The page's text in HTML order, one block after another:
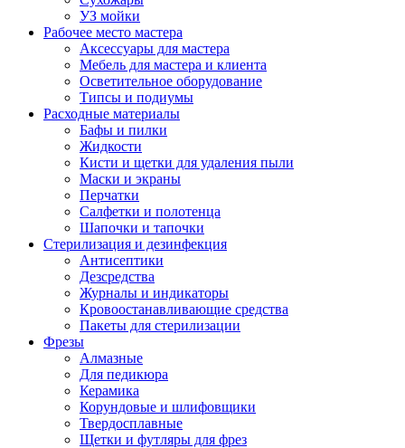
УЗ мойки
Рабочее место мастера
Аксессуары для мастера
Мебель для мастера и клиента
Осветительное оборудование
Типсы и подиумы
Расходные материалы
Бафы и пилки
Жидкости
Кисти и щетки для удаления пыли
Маски и экраны
Перчатки
Салфетки и полотенца
Шапочки и тапочки
Стерилизация и дезинфекция
Антисептики
Дезсредства
Журналы и индикаторы
Кровоостанавливающие средства
Пакеты для стерилизации
Фрезы
Алмазные
Для педикюра
Керамика
Корундовые и шлифовщики
Твердосплавные
Щетки и футляры для фрез